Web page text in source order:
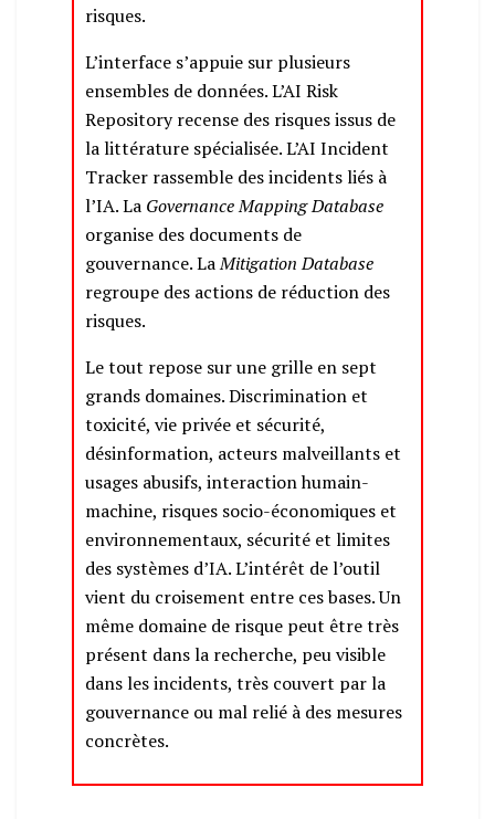
risques.
L’interface s’appuie sur plusieurs
ensembles de données. L’AI Risk
Repository recense des risques issus de
la littérature spécialisée. L’AI Incident
Tracker rassemble des incidents liés à
l’IA. La Governance Mapping Database
organise des documents de
gouvernance. LaMitigation Database
regroupe des actions de réduction des
risques.
Le tout repose sur une grille en sept
grands domaines. Discrimination et
toxicité, vie privée et sécurité,
désinformation, acteurs malveillants et
usages abusifs, interaction humain-
machine, risques socio-économiques et
environnementaux, sécurité et limites
des systèmes d’IA. L’intérêt de l’outil
vient du croisement entre ces bases. Un
même domaine de risque peut être très
présent dans la recherche, peu visible
dans les incidents, très couvert par la
gouvernance ou mal relié à des mesures
concrètes.